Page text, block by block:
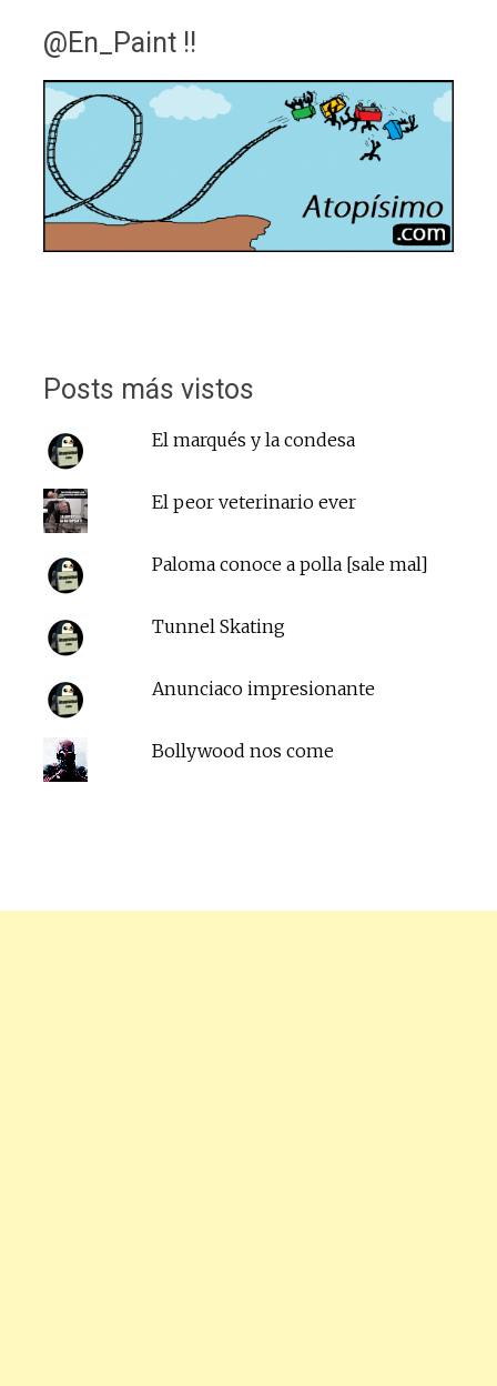
@En_Paint !!
Posts más vistos
El marqués y la condesa
El peor veterinario ever
Paloma conoce a polla [sale mal]
Tunnel Skating
Anunciaco impresionante
Bollywood nos come